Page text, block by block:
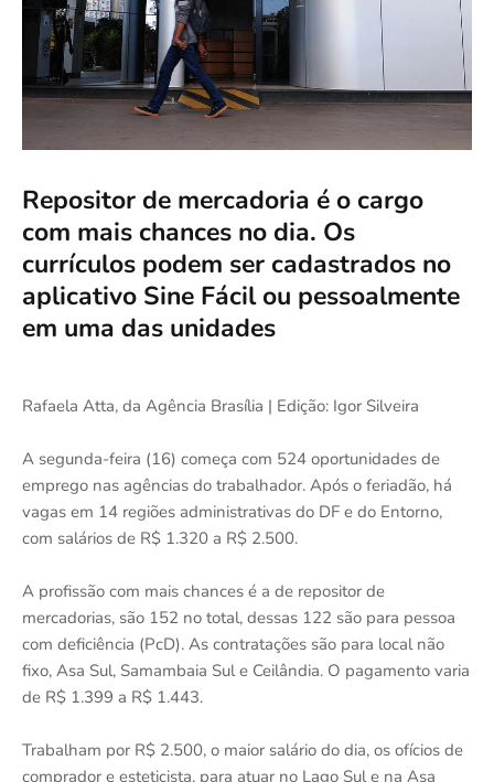
Repositor de mercadoria é o cargo
com mais chances no dia. Os
currículos podem ser cadastrados no
aplicativo Sine Fácil ou pessoalmente
em uma das unidades
Rafaela Atta, da Agência Brasília | Edição: Igor Silveira
A segunda-feira (16) começa com 524 oportunidades de
emprego nas agências do trabalhador. Após o feriadão, há
vagas em 14 regiões administrativas do DF e do Entorno,
com salários de R$ 1.320 a R$ 2.500.
A profissão com mais chances é a de repositor de
mercadorias, são 152 no total, dessas 122 são para pessoa
com deficiência (PcD). As contratações são para local não
fixo, Asa Sul, Samambaia Sul e Ceilândia. O pagamento varia
de R$ 1.399 a R$ 1.443.
Trabalham por R$ 2.500, o maior salário do dia, os ofícios de
comprador e esteticista, para atuar no Lago Sul e na Asa